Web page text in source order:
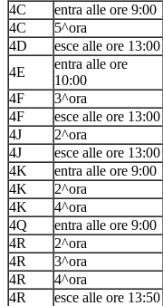
4C
entra alle ore 9:00
4C
5^ora
4D
esce alle ore 13:00
4E
entra alle ore
10:00
4F
3^ora
4F
esce alle ore 13:00
4J
2^ora
4J
esce alle ore 13:00
4K
entra alle ore 9:00
4K
2^ora
4K
4^ora
4Q
entra alle ore 9:00
4R
2^ora
4R
3^ora
4R
4^ora
4R
esce alle ore 13:50